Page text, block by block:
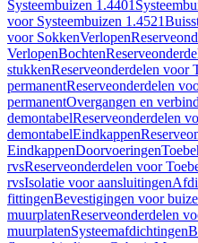
Systeembuizen 1.4401
voor Systeembuizen 1.4521
voor SokkenVerlopen
VerlopenBochten
stukkenReserveonderdelen voor
permanentReserveonderdelen
permanentOvergangen en
demontabelReserveonderdelen
demontabelEindkappen
EindkappenDoorvoeringen
rvsReserveonderdelen voor
rvsIsolatie voor aansluitingen
fittingenBevestigingen voor
muurplatenReserveonderdelen
muurplatenSysteemafdichtingen